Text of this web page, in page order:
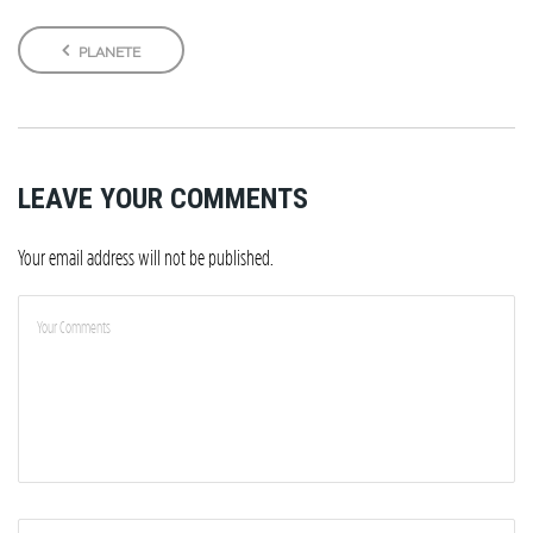
PLANETE
LEAVE YOUR COMMENTS
Your email address will not be published.